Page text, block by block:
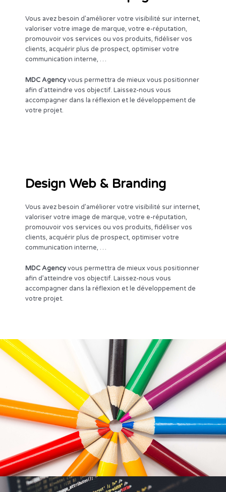
Vous avez besoin d’améliorer votre visibilité sur internet,
valoriser votre image de marque, votre e-réputation,
promouvoir vos services ou vos produits, fidéliser vos
clients, acquérir plus de prospect, optimiser votre
communication interne, …
MDC Agencyvous permettra de mieux vous positionner
afin d’atteindre vos objectif. Laissez-nous vous
accompagner dans la réflexion et le développement de
votre projet.
Design Web & Branding
Vous avez besoin d’améliorer votre visibilité sur internet,
valoriser votre image de marque, votre e-réputation,
promouvoir vos services ou vos produits, fidéliser vos
clients, acquérir plus de prospect, optimiser votre
communication interne, …
MDC Agencyvous permettra de mieux vous positionner
afin d’atteindre vos objectif. Laissez-nous vous
accompagner dans la réflexion et le développement de
votre projet.
Design